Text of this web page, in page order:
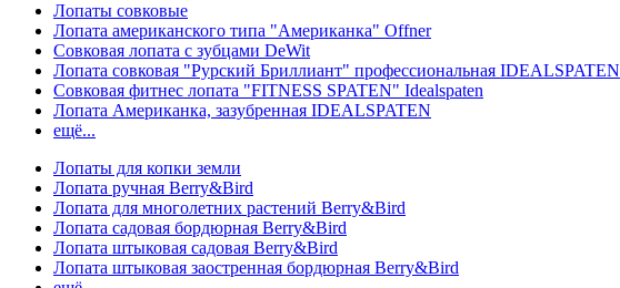
Лопаты совковые
Лопата американского типа "Американка" Offner
Совковая лопата с зубцами DeWit
Лопата совковая "Рурский Бриллиант" профессиональная IDEALSPATEN
Совковая фитнес лопата "FITNESS SPATEN" Idealspaten
Лопата Американка, зазубренная IDEALSPATEN
ещё...
Лопаты для копки земли
Лопата ручная Berry&Bird
Лопата для многолетних растений Berry&Bird
Лопата садовая бордюрная Berry&Bird
Лопата штыковая садовая Berry&Bird
Лопата штыковая заостренная бордюрная Berry&Bird